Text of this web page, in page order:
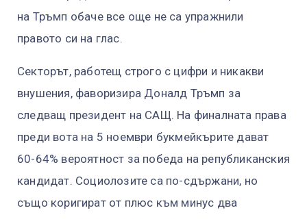
на Тръмп обаче все още не са упражнили
правото си на глас.
Секторът, работещ строго с цифри и никакви
внушения, фаворизира Доналд Тръмп за
следващ президент на САЩ. На финалната права
преди вота на 5 ноември букмейкърите дават
60-64% вероятност за победа на републиканския
кандидат. Социолозите са по-сдържани, но
също коригират от плюс към минус два